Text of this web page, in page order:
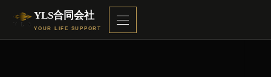
YLS合同会社
YOUR LIFE SUPPORT